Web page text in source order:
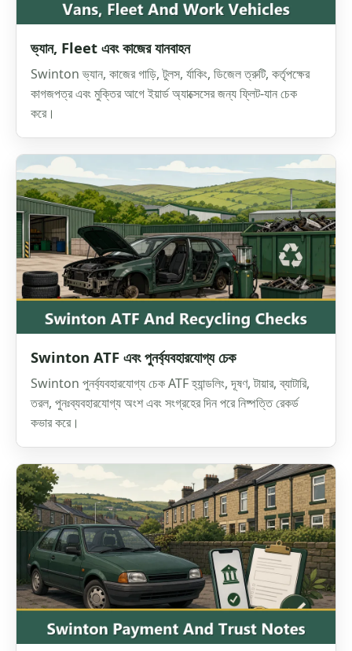
ভ্যান, Fleet এবং কাজের যানবাহন
Swinton ভ্যান, কাজের গাড়ি, টুলস, র্যাকিং, ডিজেল ত্রুটি, কর্তৃপক্ষের
কাগজপত্র এবং মুক্তির আগে ইয়ার্ড অ্যাক্সেসের জন্য ফ্লিট-যান চেক
করে।
Swinton ATF এবং পুনর্ব্যবহারযোগ্য চেক
Swinton পুনর্ব্যবহারযোগ্য চেক ATF হ্যান্ডলিং, দূষণ, টায়ার, ব্যাটারি,
তরল, পুনঃব্যবহারযোগ্য অংশ এবং সংগ্রহের দিন পরে নিষ্পত্তি রেকর্ড
কভার করে।